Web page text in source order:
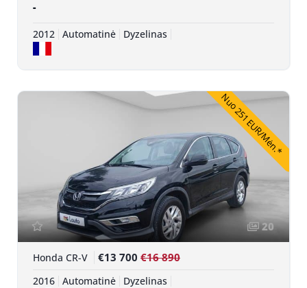
-
2012 Automatinė Dyzelinas
Nuo 251 EUR/Mėn.*
20
Honda CR-V €13 700 €16 890
2016 Automatinė Dyzelinas